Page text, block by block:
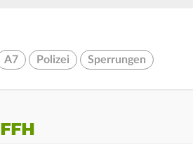
A7 Polizei Sperrungen